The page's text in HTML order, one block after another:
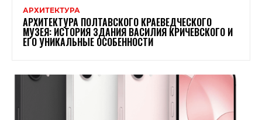
АРХИТЕКТУРА
АРХИТЕКТУРА ПОЛТАВСКОГО КРАЕВЕДЧЕСКОГО
МУЗЕЯ: ИСТОРИЯ ЗДАНИЯ ВАСИЛИЯ КРИЧЕВСКОГО И
ЕГО УНИКАЛЬНЫЕ ОСОБЕННОСТИ